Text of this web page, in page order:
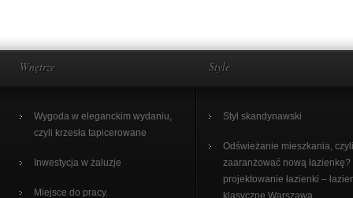
Wnętrze
Wygoda w eleganckim wydaniu,
czyli krzesła tapicerowane
Inwestycja w żaluzje
Miejsce do pracy.
Style
Styl skandynawski
Odświeżanie mieszkania,
zaaranżować nową łazienkę?
projektowanie łazienki –
klasyczne Warszawa